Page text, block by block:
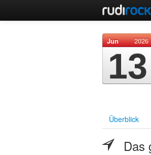
2026
Jun
13
Überblick
Das